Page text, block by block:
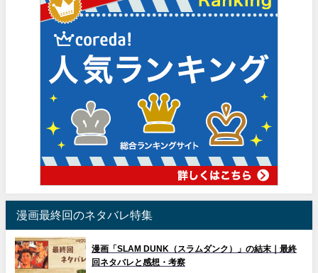
漫画最終回のネタバレ特集
漫画「SLAM DUNK（スラムダンク）」の結末｜最終
回ネタバレと感想・考察